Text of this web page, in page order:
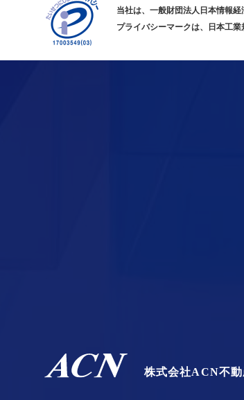
当社は、一般財団法人日本情報
プライバシーマークは、日本工
株式会社ACN不動